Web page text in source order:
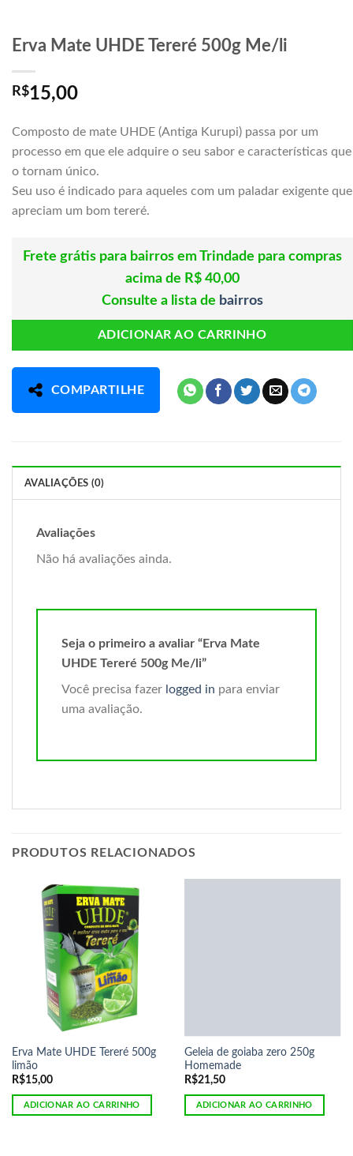
Erva Mate UHDE Tereré 500g Me/li
R$15,00
Composto de mate UHDE (Antiga Kurupi) passa por um
processo em que ele adquire o seu sabor e características que
o tornam único.
Seu uso é indicado para aqueles com um paladar exigente que
apreciam um bom tereré.
Frete grátis para bairros em Trindade para compras
acima de R$ 40,00
Consulte a lista de bairros
ADICIONAR AO CARRINHO
COMPARTILHE
AVALIAÇÕES (0)
Avaliações
Não há avaliações ainda.
Seja o primeiro a avaliar “Erva Mate
UHDE Tereré 500g Me/li”
Você precisa fazer logged in para enviar
uma avaliação.
PRODUTOS RELACIONADOS
Erva Mate UHDE Tereré 500g
limão
R$15,00
ADICIONAR AO CARRINHO
Geleia de goiaba zero 250g
Homemade
R$21,50
ADICIONAR AO CARRINHO